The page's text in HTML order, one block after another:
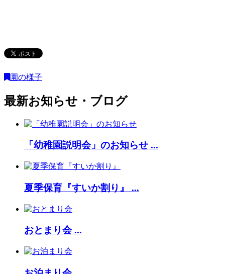
園の様子
最新お知らせ・ブログ
「幼稚園説明会」のお知らせ ...
夏季保育『すいか割り』 ...
おとまり会 ...